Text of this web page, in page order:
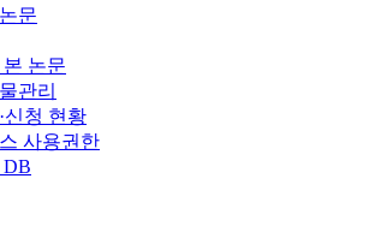
문
논문
관리
신청 현황
사용권한
DB